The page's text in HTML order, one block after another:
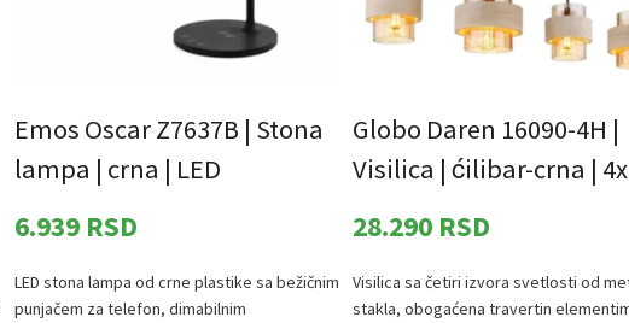
Emos Oscar Z7637B | Stona
lampa | crna | LED
6.939 RSD
LED stona lampa od crne plastike sa bežičnim
punjačem za telefon, dimabilnim
Globo Daren 16090-4H |
Visilica | ćilibar-crna |
28.290 RSD
Visilica sa četiri izvora svetlosti od
stakla, obogaćena travertin